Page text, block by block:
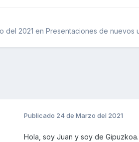
del 2021 en Presentaciones de nuevos
Publicado 24 de Marzo del 2021
Hola, soy Juan y soy de